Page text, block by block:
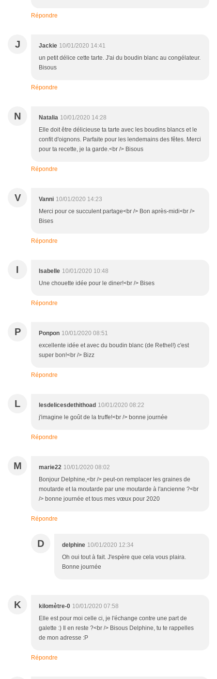
Répondre
J Jackie 10/01/2020 14:41
un petit délice cette tarte. J'ai du boudin blanc au congélateur.
Bisous
Répondre
N Natalia 10/01/2020 14:28
Elle doit être délicieuse ta tarte avec les boudins blancs et le
confit d'oignons. Parfaite pour les lendemains des fêtes. Merci
pour ta recette, je la garde.<br /> Bisous
Répondre
V Vanni 10/01/2020 14:23
Merci pour ce succulent partage<br /> Bon après-midi<br />
Bises
Répondre
I Isabelle 10/01/2020 10:48
Une chouette idée pour le diner!<br /> Bises
Répondre
P Ponpon 10/01/2020 08:51
excellente idée et avec du boudin blanc (de Rethel!) c'est
super bon!<br /> Bizz
Répondre
L lesdelicesdethithoad 10/01/2020 08:22
j'imagine le goût de la truffe!<br /> bonne journée
Répondre
M marie22 10/01/2020 08:02
Bonjour Delphine,<br /> peut-on remplacer les graines de
moutarde et la moutarde par une moutarde à l'ancienne ?<br
/> bonne journée et tous mes vœux pour 2020
Répondre
D delphine 10/01/2020 12:34
Oh oui tout à fait. J'espère que cela vous plaira.
Bonne journée
K kilomètre-0 10/01/2020 07:58
Elle est pour moi celle ci, je l'échange contre une part de
galette :) Il en reste ?<br /> Bisous Delphine, tu te rappelles
de mon adresse :P
Répondre